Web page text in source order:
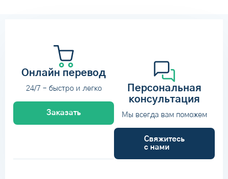
Онлайн перевод
24/7 – быстро и легко
Заказать
Персональная
консультация
Мы всегда вам поможем
Свяжитесь
с нами